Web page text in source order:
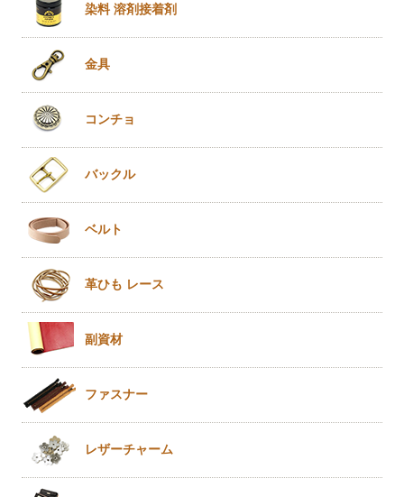
染料 溶剤接着剤
金具
コンチョ
バックル
ベルト
革ひも レース
副資材
ファスナー
レザーチャーム